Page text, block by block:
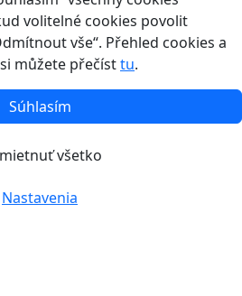
volitelné cookies povolit
vše“. Přehled cookies a
můžete přečísttu.
Súhlasím
všetko
Nastavenia